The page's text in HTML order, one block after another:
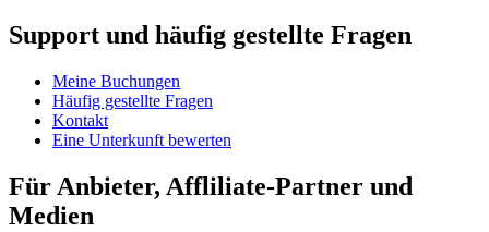
Support und häufig gestellte Fragen
Meine Buchungen
Häufig gestellte Fragen
Kontakt
Eine Unterkunft bewerten
Für Anbieter, Affliliate-Partner und
Medien